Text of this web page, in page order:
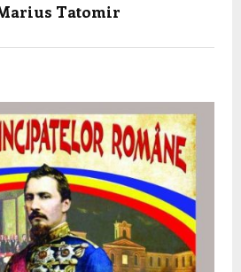
Tatomir